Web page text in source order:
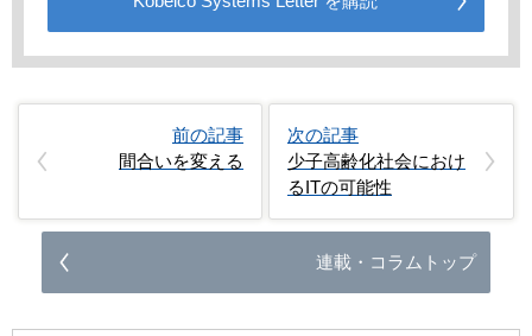
前の記事
間合いを変える
次の記事
少子高齢化社会におけ
るITの可能性
連載・コラムトップ